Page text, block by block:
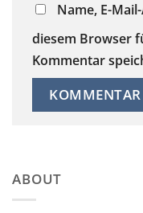
Name, E-
diesem Browser
Kommentar
ABOUT